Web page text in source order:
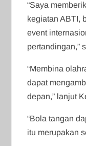
“Saya
kegiatan ABTI,
event
pertandingan,”
“Membina
dapat
depan,” lanjut
“Bola tangan
itu merupakan